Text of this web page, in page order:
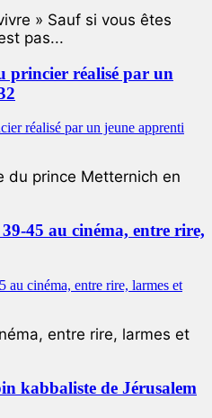
» Sauf si vous êtes
pas...
princier réalisé par un
du prince Metternich en
45 au cinéma, entre rire,
entre rire, larmes et
kabbaliste de Jérusalem